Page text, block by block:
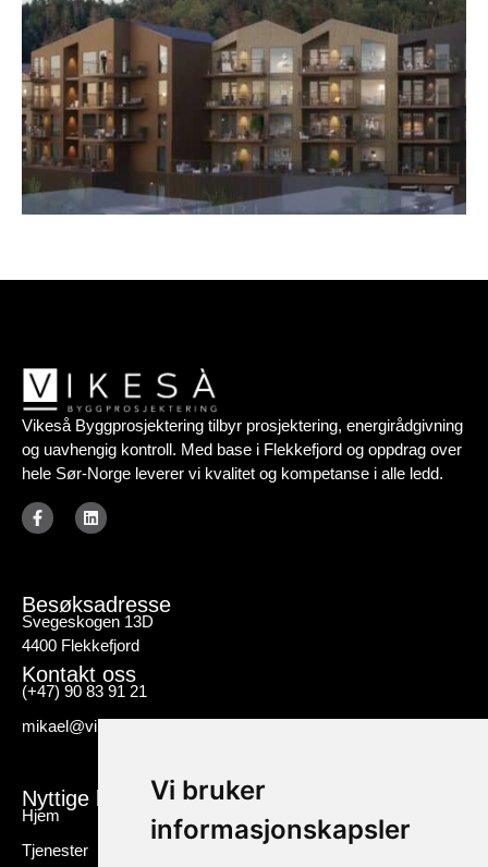
Vi bruker
informasjonskapsler
Vikeså Byggprosjektering tilbyr prosjektering, energirådgivning
og uavhengig kontroll. Med base i Flekkefjord og oppdrag over
hele Sør-Norge leverer vi kvalitet og kompetanse i alle ledd.
Besøksadresse
Svegeskogen 13D
4400 Flekkefjord
Kontakt oss
(+47) 90 83 91 21
mikael@vikbp.no
Nyttige linker
Hjem
Tjenester